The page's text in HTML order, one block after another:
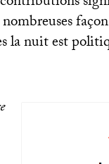
la nuit est